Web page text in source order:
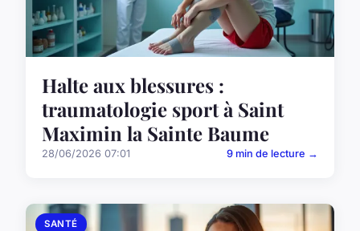
Halte aux blessures :
traumatologie sport à Saint
Maximin la Sainte Baume
28/06/2026 07:01 9 min de lecture →
SANTÉ